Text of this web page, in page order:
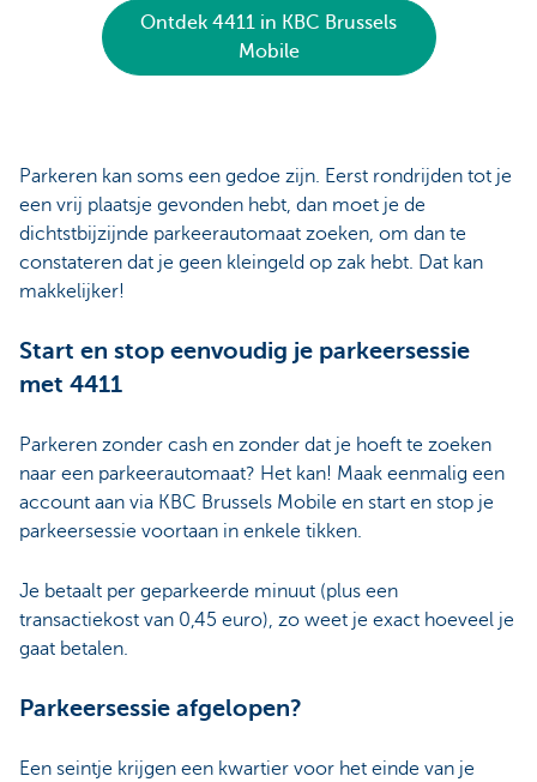
Ontdek 4411 in KBC Brussels
Mobile
Parkeren kan soms een gedoe zijn. Eerst rondrijden tot je
een vrij plaatsje gevonden hebt, dan moet je de
dichtstbijzijnde parkeerautomaat zoeken, om dan te
constateren dat je geen kleingeld op zak hebt. Dat kan
makkelijker!
Start en stop eenvoudig je parkeersessie
met 4411
Parkeren zonder cash en zonder dat je hoeft te zoeken
naar een parkeerautomaat? Het kan! Maak eenmalig een
account aan via KBC Brussels Mobile en start en stop je
parkeersessie voortaan in enkele tikken.
Je betaalt per geparkeerde minuut (plus een
transactiekost van 0,45 euro), zo weet je exact hoeveel je
gaat betalen.
Parkeersessie afgelopen?
Een seintje krijgen een kwartier voor het einde van je